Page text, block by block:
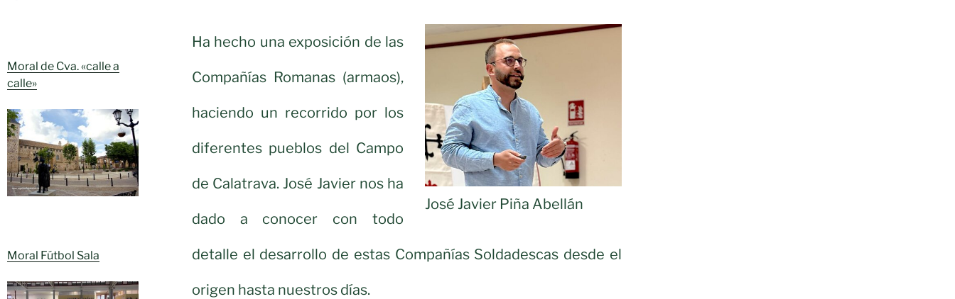
Moral de Cva. «calle a
calle»
Moral Fútbol Sala
José Javier Piña Abellán
Ha hecho una exposición de las
Compañías Romanas (armaos),
haciendo un recorrido por los
diferentes pueblos del Campo
de Calatrava. José Javier nos ha
dado a conocer con todo
detalle el desarrollo de estas Compañías Soldadescas desde el
origen hasta nuestros días.